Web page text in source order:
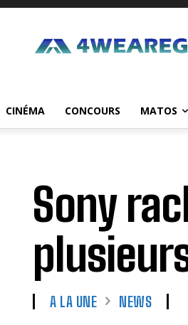
CINÉMA CONCOURS MATOS
Sony
A LA UNE NEWS